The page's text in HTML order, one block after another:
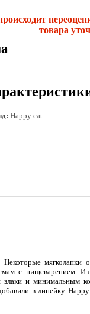
товара
Happy cat
мягколапки
с пищеварением.
и минимальным
в линейку